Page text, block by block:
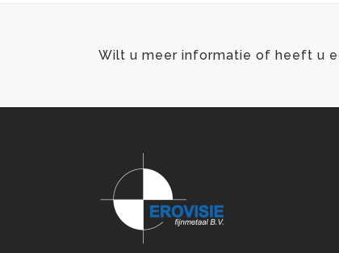
Wilt u meer informatie of heeft u